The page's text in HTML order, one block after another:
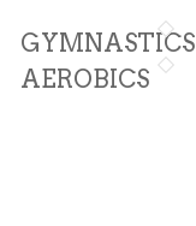
GYMNASTICS
AEROBICS